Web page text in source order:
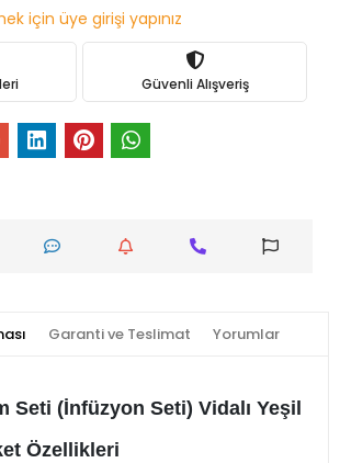
için üye girişi yapınız
Güvenli Alışveriş
Garanti ve Teslimat Yorumlar
Seti (İnfüzyon Seti) Vidalı Yeşil
Özellikleri